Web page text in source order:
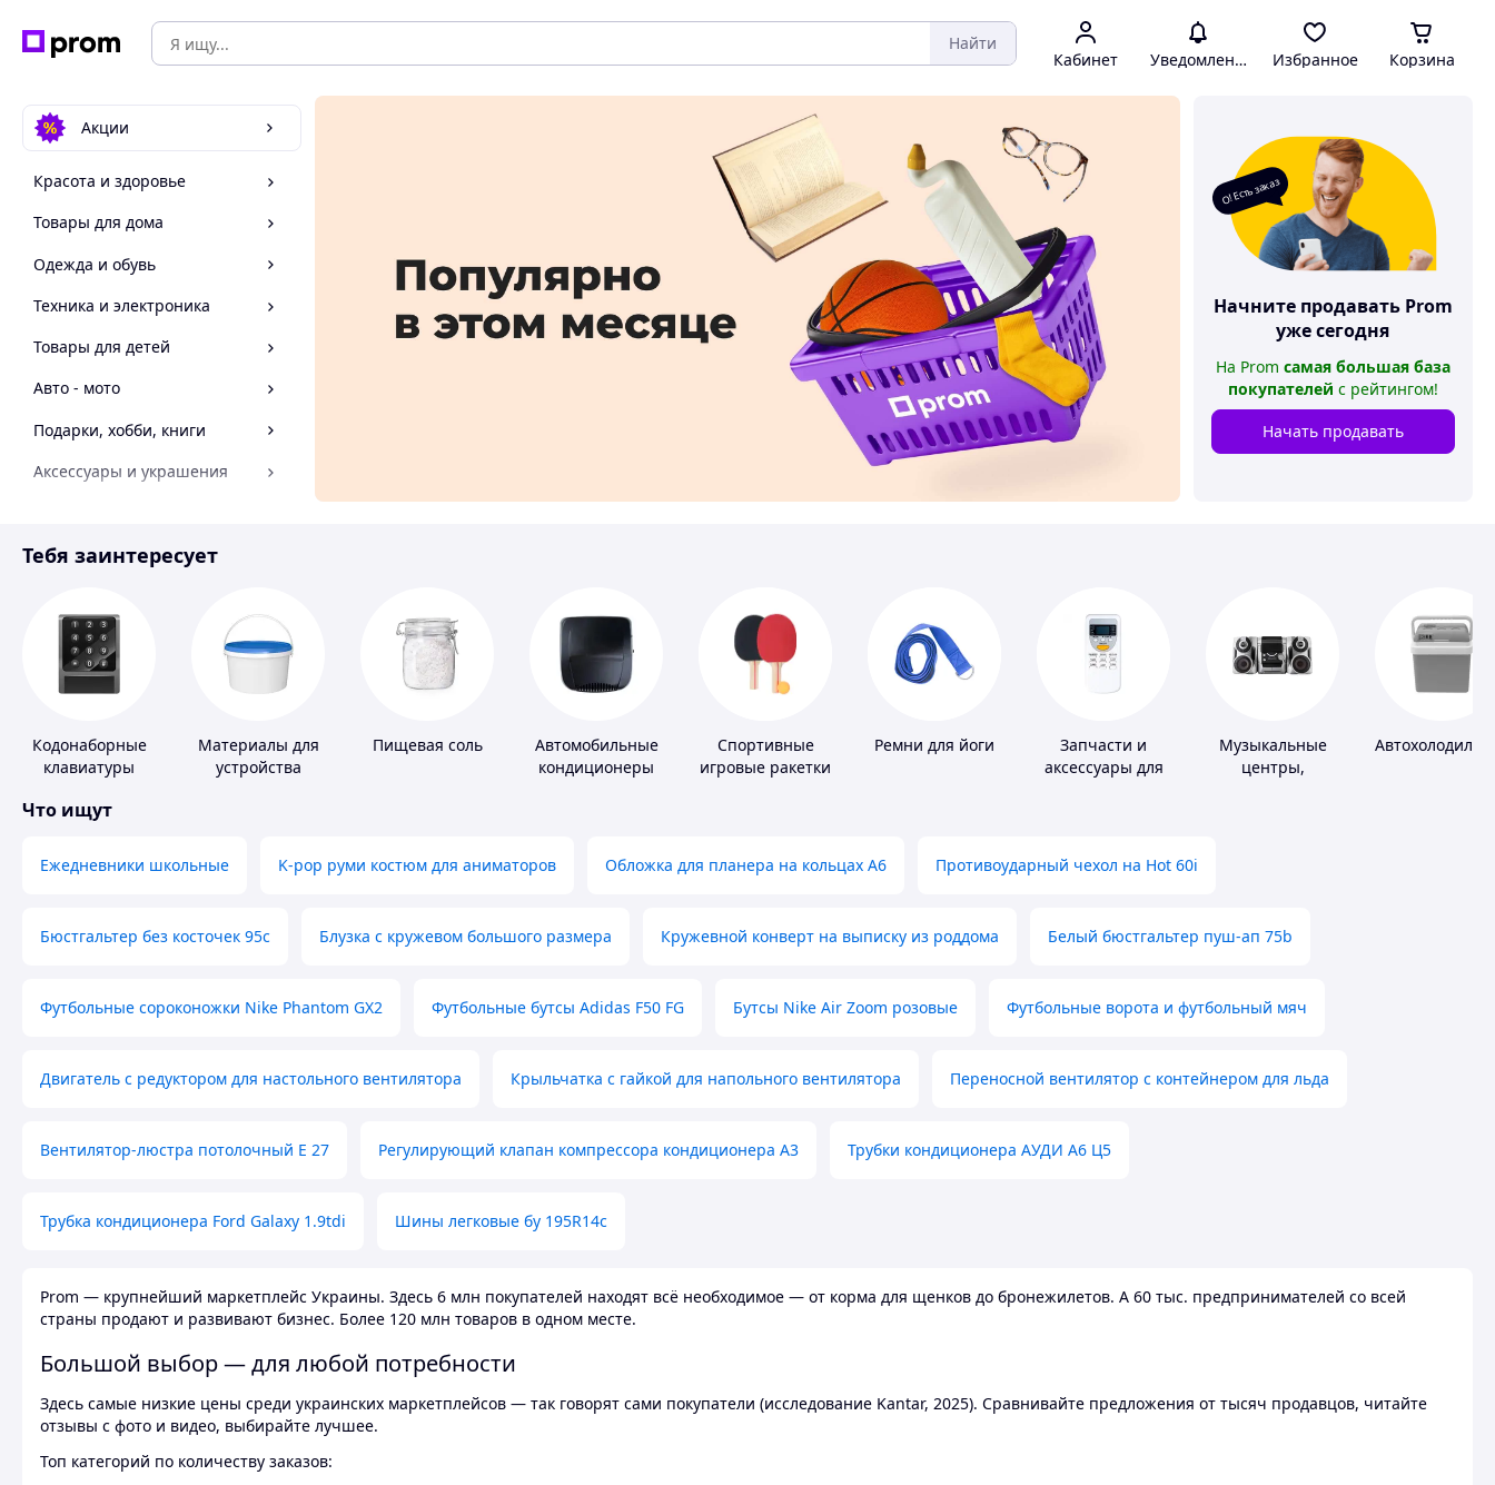
Найти
Кабинет Уведомления Избранное Корзина
Акции
Красота и здоровье
Товары для дома
Одежда и обувь
Техника и электроника
Товары для детей
Авто - мото
Подарки, хобби, книги
Аксессуары и украшения
Спорт и отдых
О! Есть заказ
Начните продавать Prom
уже сегодня
На Prom самая большая база
покупателей с рейтингом!
Начать продавать
Тебя заинтересует
Кодонаборные
клавиатуры
Материалы для
устройства
Пищевая соль
Автомобильные
кондиционеры
Спортивные
игровые ракетки
Ремни для йоги
Запчасти и
аксессуары для
Музыкальные
центры,
Что ищут
Ежедневники школьные K-pop руми костюм для аниматоров Обложка для планера на кольцах А6 Противоударный чехол на Hot 60i
Бюстгальтер без косточек 95с Блузка с кружевом большого размера Кружевной конверт на выписку из роддома Белый бюстгальтер пуш-ап 75b
Футбольные сороконожки Nike Phantom GX2 Футбольные бутсы Adidas F50 FG Бутсы Nike Air Zoom розовые Футбольные ворота и футбольный мяч
Двигатель с редуктором для настольного вентилятора Крыльчатка с гайкой для напольного вентилятора Переносной вентилятор с контейнером для льда
Вентилятор-люстра потолочный E 27 Регулирующий клапан компрессора кондиционера А3 Трубки кондиционера АУДИ А6 Ц5
Трубка кондиционера Ford Galaxy 1.9tdi Шины легковые бу 195R14c
Prom — крупнейший маркетплейс Украины. Здесь 6 млн покупателей находят всё необходимое — от корма для щенков до бронежилетов. А 60 тыс. предпринимателей со всей
страны продают и развивают бизнес. Более 120 млн товаров в одном месте.
Большой выбор — для любой потребности
Здесь самые низкие цены среди украинских маркетплейсов — так говорят сами покупатели (исследование Kantar, 2025). Сравнивайте предложения от тысяч продавцов, читайте
отзывы с фото и видео, выбирайте лучшее.
Топ категорий по количеству заказов: